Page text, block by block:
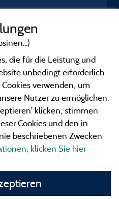
Bedingungen
und Adressen
die für die Leistung und
unbedingt erforderlich
verwenden, um
Nutzer zu ermöglichen.
klicken, stimmen
Cookies und den in
beschriebenen Zwecken
klicken Sie hier